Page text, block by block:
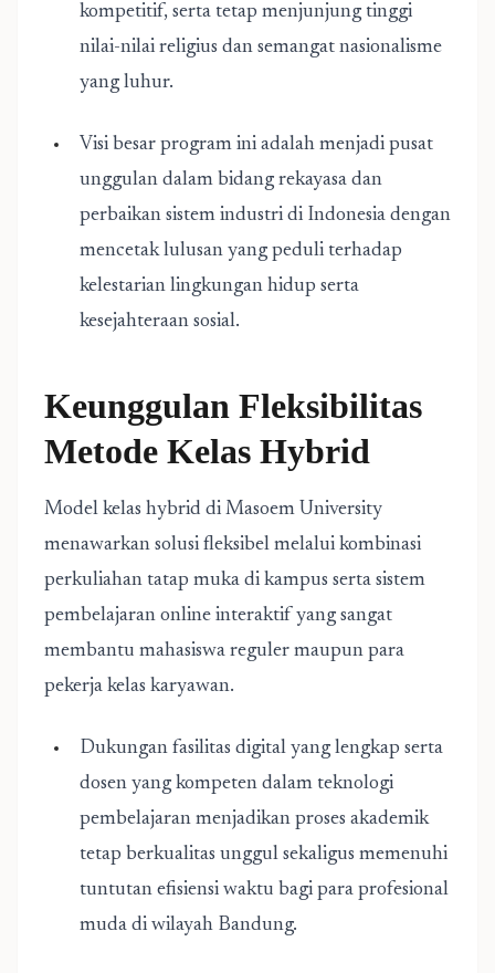
kompetitif, serta tetap menjunjung tinggi
nilai-nilai religius dan semangat nasionalisme
yang luhur.
Visi besar program ini adalah menjadi pusat
unggulan dalam bidang rekayasa dan
perbaikan sistem industri di Indonesia dengan
mencetak lulusan yang peduli terhadap
kelestarian lingkungan hidup serta
kesejahteraan sosial.
Keunggulan Fleksibilitas
Metode Kelas Hybrid
Model kelas hybrid di Masoem University
menawarkan solusi fleksibel melalui kombinasi
perkuliahan tatap muka di kampus serta sistem
pembelajaran online interaktif yang sangat
membantu mahasiswa reguler maupun para
pekerja kelas karyawan.
Dukungan fasilitas digital yang lengkap serta
dosen yang kompeten dalam teknologi
pembelajaran menjadikan proses akademik
tetap berkualitas unggul sekaligus memenuhi
tuntutan efisiensi waktu bagi para profesional
muda di wilayah Bandung.